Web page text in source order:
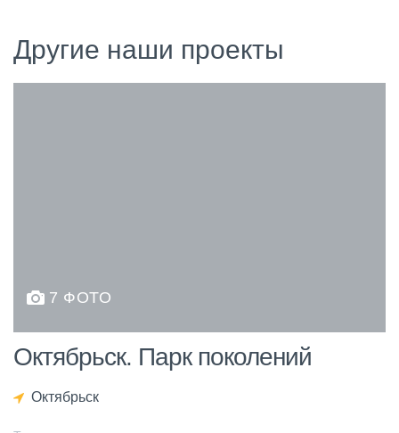
Другие наши проекты
7 ФОТО
Октябрьск. Парк поколений
Октябрьск